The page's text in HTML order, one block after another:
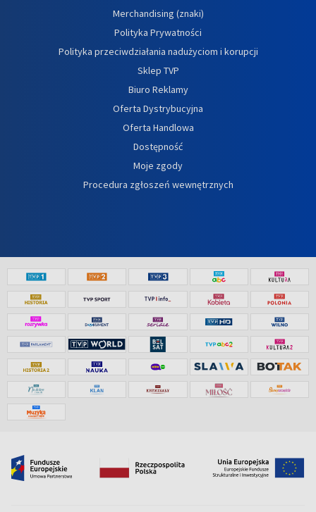
Merchandising (znaki)
Polityka Prywatności
Polityka przeciwdziałania nadużyciom i korupcji
Sklep TVP
Biuro Reklamy
Oferta Dystrybucyjna
Oferta Handlowa
Dostępność
Moje zgody
Procedura zgłoszeń wewnętrznych